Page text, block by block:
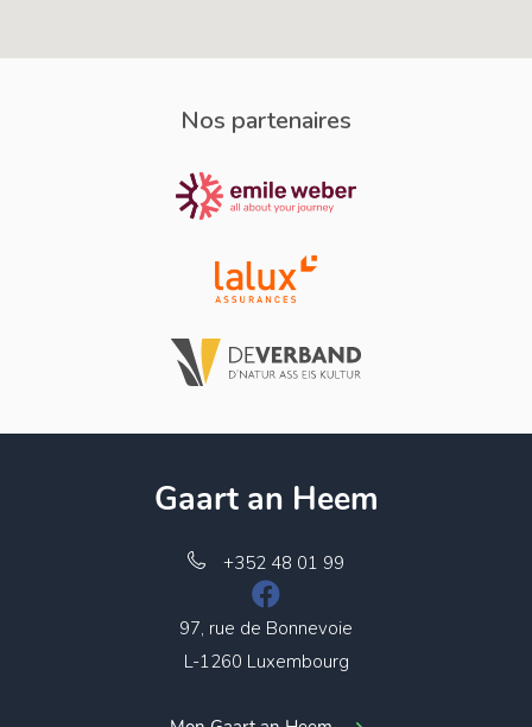
Nos partenaires
Gaart an Heem
+352 48 01 99
97, rue de Bonnevoie
L-1260 Luxembourg